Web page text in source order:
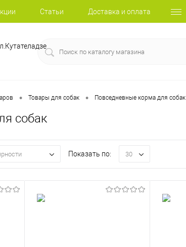
Статьи Доставка и оплата
• Товары для собак • Повседневные корма для собак
собак
Показать по: 30